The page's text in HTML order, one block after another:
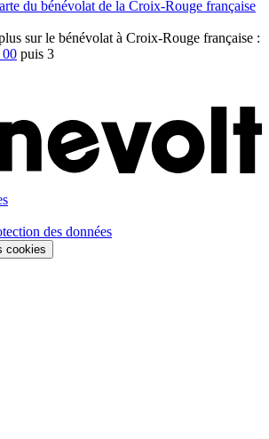
du bénévolat de la Croix‑Rouge française
sur le bénévolat à Croix‑Rouge française :
00 puis 3
des données
cookies